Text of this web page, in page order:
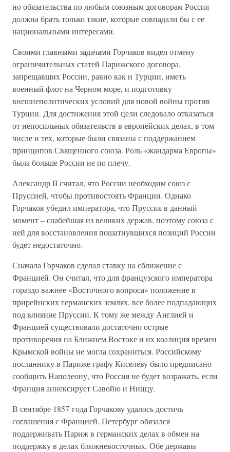
но обязательства по любым союзным договорам Россия
должна брать только такие, которые совпадали бы с ее
национальными интересами.
Своими главными задачами Горчаков видел отмену
ограничительных статей Парижского договора,
запрещавших России, равно как и Турции, иметь
военный флот на Черном море, и подготовку
внешнеполитических условий для новой войны против
Турции. Для достижения этой цели следовало отказаться
от непосильных обязательств в европейских делах, в том
числе и тех, которые были связаны с поддержанием
принципов Священного союза. Роль «жандарма Европы»
была больше России не по плечу.
Александр II считал, что России необходим союз с
Пруссией, чтобы противостоять Франции. Однако
Горчаков убедил императора, что Пруссия в данный
момент – слабейшая из великих держав, поэтому союза с
ней для восстановления пошатнувшихся позиций России
будет недостаточно.
Сначала Горчаков сделал ставку на сближение с
Францией. Он считал, что для французского императора
гораздо важнее «Восточного вопроса» положение в
прирейнских германских землях, все более подпадающих
под влияние Пруссии. К тому же между Англией и
Францией существовали достаточно острые
противоречия на Ближнем Востоке и их коалиция времен
Крымской войны не могла сохраниться. Российскому
посланнику в Париже графу Киселеву было предписано
сообщить Наполеону, что Россия не будет возражать, если
Франция аннексирует Савойю и Ниццу.
В сентябре 1857 года Горчакову удалось достичь
соглашения с Францией. Петербург обязался
поддерживать Париж в германских делах в обмен на
поддержку в делах ближневосточных. Обе державы